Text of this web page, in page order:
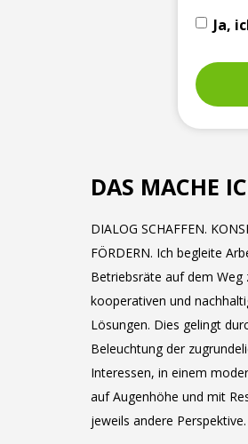
Ja,
DAS MACHE
DIALOG SCHAFFEN.
FÖRDERN. Ich begleite
Betriebsräte auf dem Weg
kooperativen und
Lösungen. Dies gelingt
Beleuchtung der
Interessen, in einem
auf Augenhöhe und mit
jeweils andere Perspektive.